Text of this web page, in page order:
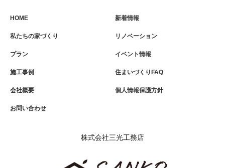
HOME 新着情報
私たちの家づくり リノベーション
プラン イベント情報
施工事例 住まいづくりFAQ
会社概要 個人情報保護方針
お問い合わせ
株式会社三光工務店